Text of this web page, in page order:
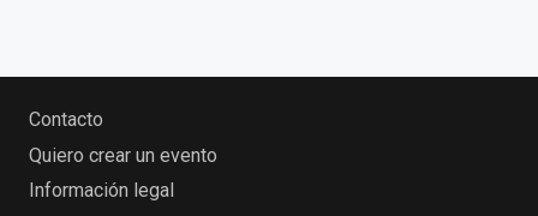
Contacto
Quiero crear un evento
Información legal